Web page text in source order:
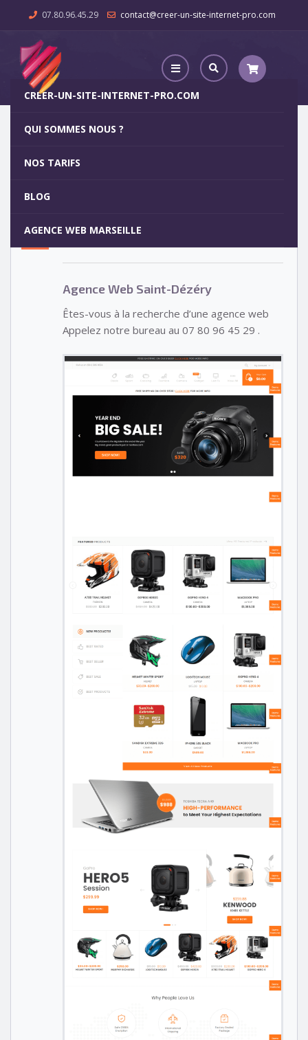
07.80.96.45.29 contact@creer-un-site-internet-pro.com
CREER-UN-SITE-INTERNET-PRO.COM
QUI SOMMES NOUS ?
NOS TARIFS
BLOG
AGENCE WEB MARSEILLE
Agence Web Saint-Dézéry
5
Votre site internet pour 29€
Agence Web Saint-Dézéry
Êtes-vous à la recherche d’une agence web
Appelez notre bureau au 07 80 96 45 29 .